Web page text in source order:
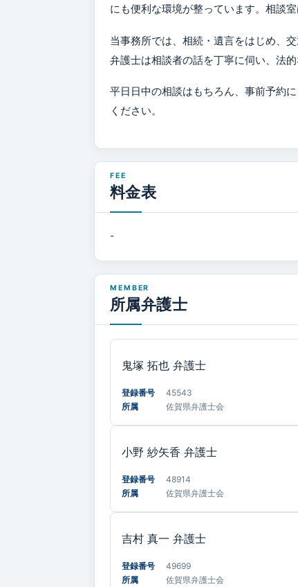
にも便利な環境が整っています。相談
当事務所では、相続・遺言をはじめ、
弁護士は相談者の話を丁寧に伺い、法
平日日中の相談はもちろん、事前予約
ください。
料金表
-
所属弁護士
鬼塚 拓也 弁護士
登録番号
45543
所属
佐賀県弁護士会
小野 紗矢香 弁護士
登録番号
48914
所属
佐賀県弁護士会
吉村 真一 弁護士
登録番号
49699
所属
佐賀県弁護士会